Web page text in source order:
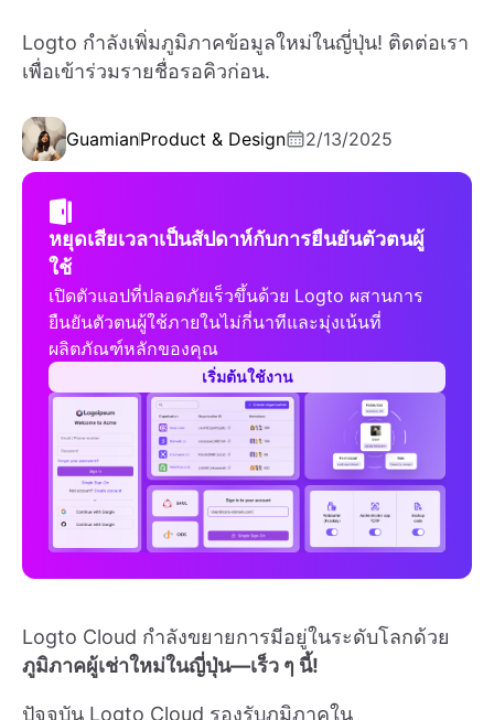
Logto กำลังเพิ่มภูมิภาคข้อมูลใหม่ในญี่ปุ่น! ติดต่อเรา
เพื่อเข้าร่วมรายชื่อรอคิวก่อน.
GuamianProduct & Design 2/13/2025
หยุดเสียเวลาเป็นสัปดาห์กับการยืนยันตัวตนผู้
ใช้
เปิดตัวแอปที่ปลอดภัยเร็วขึ้นด้วย Logto ผสานการ
ยืนยันตัวตนผู้ใช้ภายในไม่กี่นาทีและมุ่งเน้นที่
ผลิตภัณฑ์หลักของคุณ
เริ่มต้นใช้งาน
Logto Cloud กำลังขยายการมีอยู่ในระดับโลกด้วย
ภูมิภาคผู้เช่าใหม่ในญี่ปุ่น—เร็ว ๆ นี้!
ปัจจุบัน Logto Cloud รองรับภูมิภาคใน